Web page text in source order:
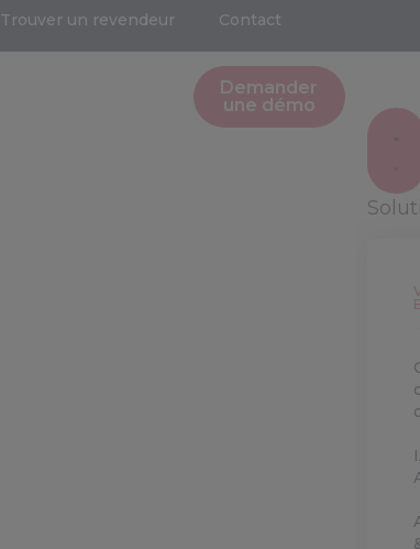
Trouver un revendeur Contact
Demander
une démo